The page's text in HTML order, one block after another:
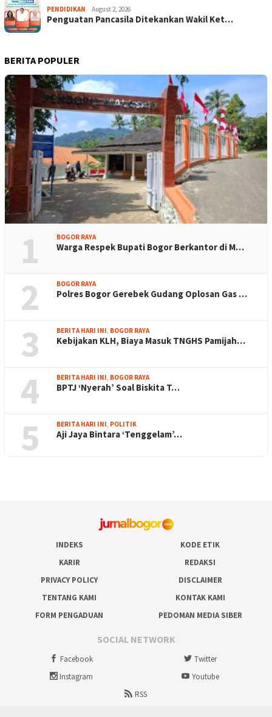
PENDIDIKAN August 2, 2026
Penguatan Pancasila Ditekankan Wakil Ket…
BERITA POPULER
1 BOGOR RAYA
Warga Respek Bupati Bogor Berkantor di M…
2 BOGOR RAYA
Polres Bogor Gerebek Gudang Oplosan Gas …
3 BERITA HARI INI, BOGOR RAYA
Kebijakan KLH, Biaya Masuk TNGHS Pamijah…
4 BERITA HARI INI, BOGOR RAYA
BPTJ ‘Nyerah’ Soal Biskita T…
5 BERITA HARI INI, POLITIK
Aji Jaya Bintara ‘Tenggelam’…
INDEKS
KODE ETIK
KARIR
REDAKSI
PRIVACY POLICY
DISCLAIMER
TENTANG KAMI
KONTAK KAMI
FORM PENGADUAN
PEDOMAN MEDIA SIBER
SOCIAL NETWORK
Facebook
Twitter
Instagram
Youtube
RSS